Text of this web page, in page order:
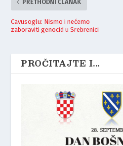
PRETHODNI ČLANAK
Cavusoglu: Nismo i nećemo
zaboraviti genocid u Srebrenici
PROČITAJTE I...